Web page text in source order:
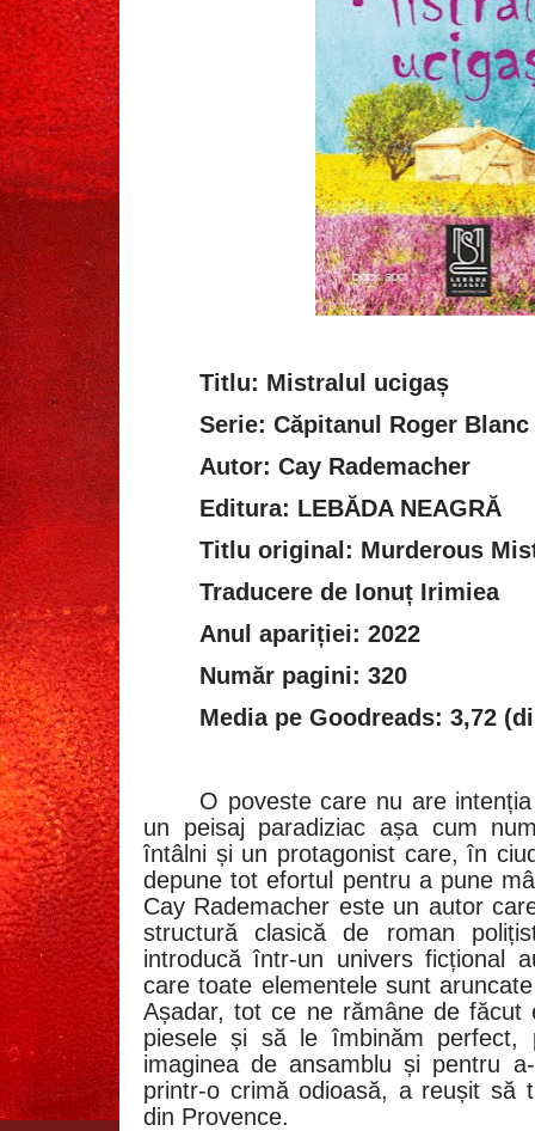
Titlu: Mistralul ucigaș
Serie: Căpitanul Roger Blanc
Autor: Cay Rademacher
Editura: LEBĂDA NEAGRĂ
Titlu original: Murderous
Traducere de Ionuț Irimiea
Anul apariției: 2022
Număr pagini: 320
Media pe Goodreads: 3,72
O poveste care nu are
un peisaj paradiziac așa cum
întâlni și un protagonist care, în
depune tot efortul pentru a pune
Cay Rademacher este un autor
structură clasică de roman
introducă într-un univers ficțional
care toate elementele sunt
Așadar, tot ce ne rămâne de făcut
piesele și să le îmbinăm
imaginea de ansamblu și pentru
printr-o crimă odioasă, a reușit să
din Provence.